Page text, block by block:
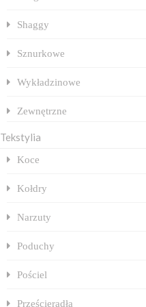
Shaggy
Sznurkowe
Wykładzinowe
Zewnętrzne
Tekstylia
Koce
Kołdry
Narzuty
Poduchy
Pościel
Prześcieradła